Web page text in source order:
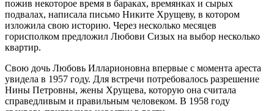
пожив некоторое время в бараках, времянках и сырых
подвалах, написала письмо Никите Хрущеву, в котором
изложила свою историю. Через несколько месяцев
горисполком предложил Любови Сизых на выбор несколько
квартир.
Свою дочь Любовь Илларионовна впервые с момента ареста
увидела в 1957 году. Для встречи потребовалось разрешение
Нины Петровны, жены Хрущева, которую она считала
справедливым и правильным человеком. В 1958 году